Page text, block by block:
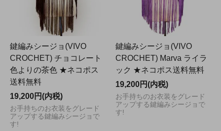
鍵編みシージョ(VIVO
CROCHET) チョコレート
色よりの茶色 ★ネコポス
送料無料
19,200円(内税)
お手持ちのお衣装をグレード
アップする鍵編みシージョで
す!
鍵編みシージョ(VIVO
CROCHET) Marva ライラ
ック ★ネコポス送料無料
19,200円(内税)
お手持ちのお衣装をグレード
アップする鍵編みシージョで
す!